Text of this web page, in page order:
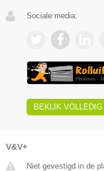
Sociale media:
BEKIJK VOLLEDIG
V&V+
Niet gevestigd in de